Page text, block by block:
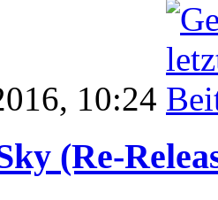
10:24
(Re-